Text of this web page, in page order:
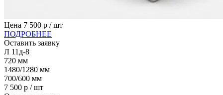
Цена 7 500 р / шт
ПОДРОБНЕЕ
Оставить заявку
Л 11д-8
720 мм
1480/1280 мм
700/600 мм
7 500 р / шт